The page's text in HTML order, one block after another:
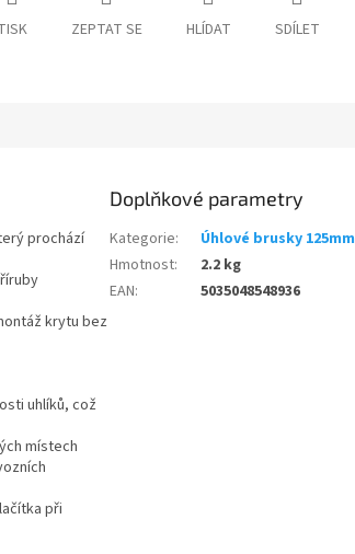
ZEPTAT SE HLÍDAT SDÍLET
prochází
krytu bez
uhlíků, což
místech
při
Doplňkové parametry
Kategorie:
Úhlové brusky 125mm
Hmotnost:
2.2 kg
EAN: 5035048548936